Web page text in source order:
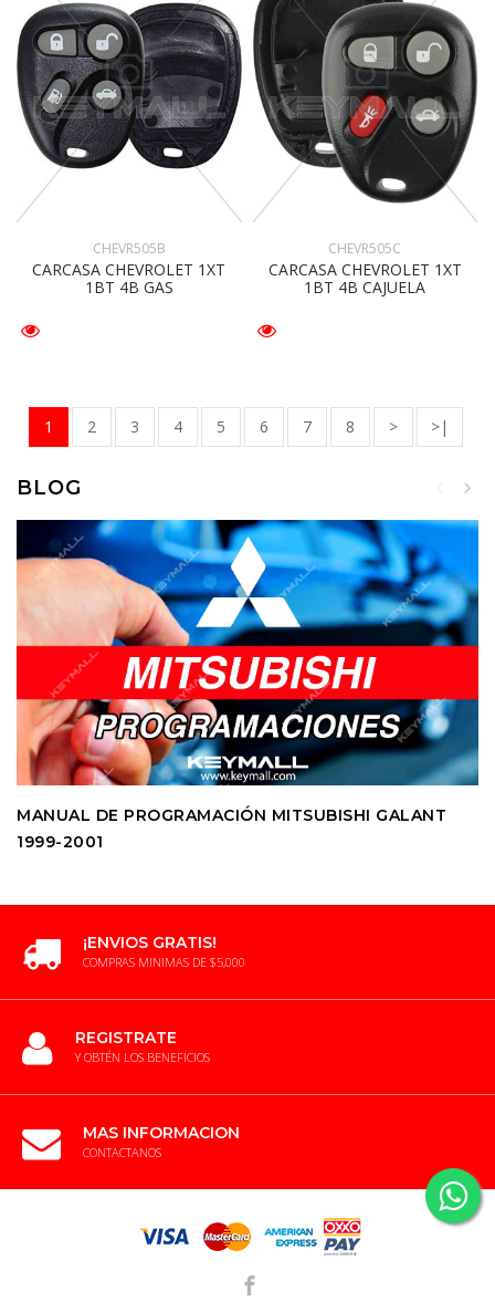
CHEVR505B
CARCASA CHEVROLET 1XT
1BT 4B GAS
CHEVR505C
CARCASA CHEVROLET 1XT
1BT 4B CAJUELA
1 2 3 4 5 6 7 8 > >|
BLOG
MANUAL DE PROGRAMACIÓN MITSUBISHI GALANT
1999-2001
¡ENVIOS GRATIS!
COMPRAS MINIMAS DE $5,000
REGISTRATE
Y OBTÉN LOS BENEFICIOS
MAS INFORMACION
CONTACTANOS